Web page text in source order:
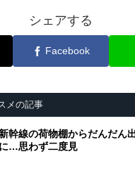
シェアする
Facebook
メの記事
新幹線の荷物棚からだんだん
に…思わず二度見